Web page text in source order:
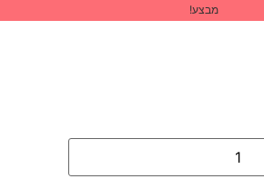
מבצע!